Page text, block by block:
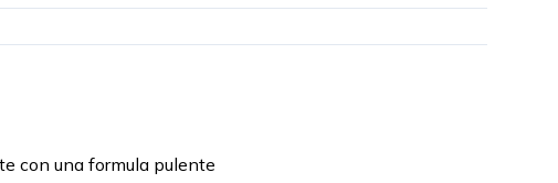
con una formula pulente